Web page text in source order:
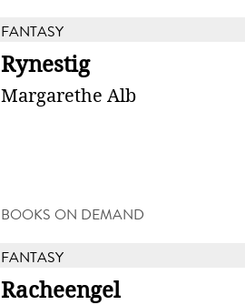
FANTASY
Rynestig
Margarethe Alb
BOOKS ON DEMAND
FANTASY
Racheengel